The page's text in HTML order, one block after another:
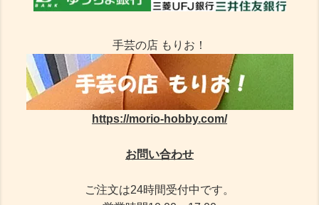
手芸の店 もりお！
https://morio-hobby.com/
お問い合わせ
ご注文は24時間受付中です。